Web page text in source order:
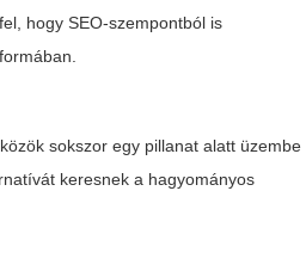
hogy SEO-szempontból is
sokszor egy pillanat alatt üzembe
keresnek a hagyományos